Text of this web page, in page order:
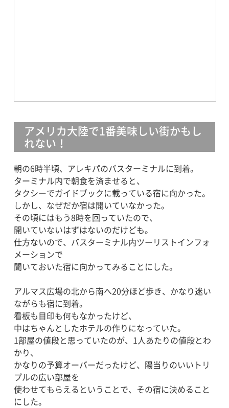
アメリカ大陸で1番美味しい街かもし
れない！
朝の6時半頃、アレキパのバスターミナルに到着。
ターミナル内で朝食を済ませると、
タクシーでガイドブックに載っている宿に向かった。
しかし、なぜだか宿は開いていなかった。
その頃にはもう8時を回っていたので、
開いていないはずはないのだけども。
仕方ないので、バスターミナル内ツーリストインフォ
メーションで
聞いておいた宿に向かってみることにした。
アルマス広場の北から南へ20分ほど歩き、かなり迷い
ながらも宿に到着。
看板も目印も何もなかったけど、
中はちゃんとしたホテルの作りになっていた。
1部屋の値段と思っていたのが、1人あたりの値段とわ
かり、
かなりの予算オーバーだったけど、陽当りのいいトリ
プルの広い部屋を
使わせてもらえるということで、その宿に決めること
にした。